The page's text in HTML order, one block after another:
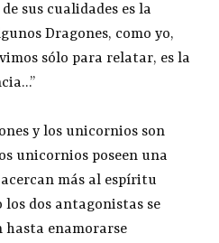
sus cualidades es la
Dragones, como yo,
sólo para relatar, es la
y los unicornios son
unicornios poseen una
más al espíritu
los dos antagonistas se
hasta enamorarse